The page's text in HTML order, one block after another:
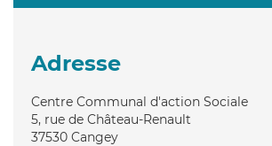
Adresse
Centre Communal d'action Sociale
5, rue de Château-Renault
37530 Cangey